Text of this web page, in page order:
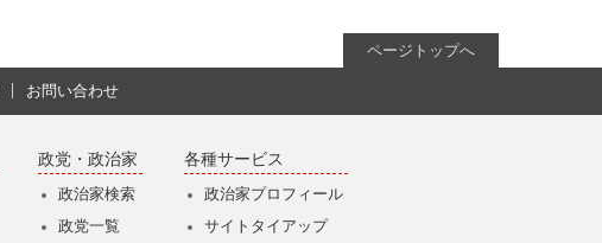
ページトップへ
お問い合わせ
政党・政治家
政治家検索
政党一覧
各種サービス
政治家プロフィール
サイトタイアップ